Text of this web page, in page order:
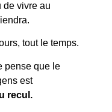
de vivre au
tout le temps.
pense que le
est
recul.